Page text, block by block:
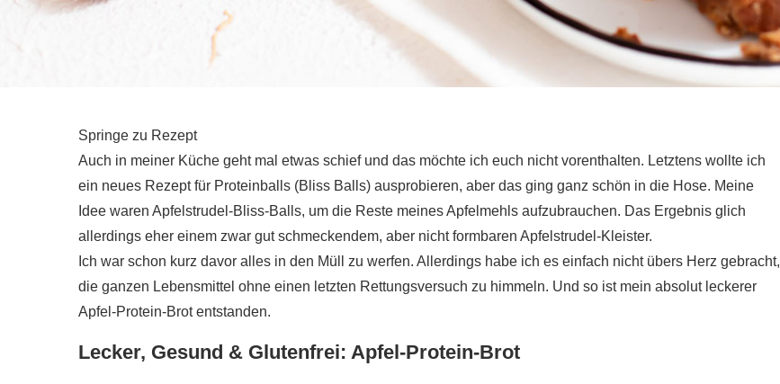
Springe zu Rezept
Auch in meiner Küche geht mal etwas schief und das möchte ich euch nicht vorenthalten. Letztens wollte ich
ein neues Rezept für Proteinballs (Bliss Balls) ausprobieren, aber das ging ganz schön in die Hose. Meine
Idee waren Apfelstrudel-Bliss-Balls, um die Reste meines Apfelmehls aufzubrauchen. Das Ergebnis glich
allerdings eher einem zwar gut schmeckendem, aber nicht formbaren Apfelstrudel-Kleister.
Ich war schon kurz davor alles in den Müll zu werfen. Allerdings habe ich es einfach nicht übers Herz gebracht,
die ganzen Lebensmittel ohne einen letzten Rettungsversuch zu himmeln. Und so ist mein absolut leckerer
Apfel-Protein-Brot entstanden.
Lecker, Gesund & Glutenfrei: Apfel-Protein-Brot